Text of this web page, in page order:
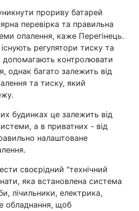
прориву батарей
перевірка та правильна
опалення, каже Перегінець.
регулятори тиску та
допомагають контролювати
однак багато залежить від
та тиску, який
будинках це залежить від
а в приватних - від
налаштоване
своєрідний "технічний
яка встановлена система
лічильники, електрика,
обладнання, щоб